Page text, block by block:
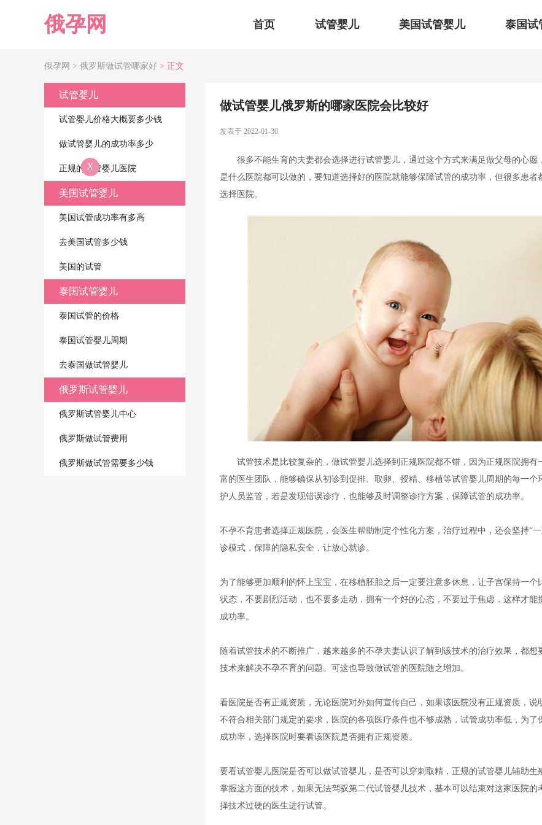
俄孕网 首页 试管婴儿 美国试管婴儿 泰国试
俄孕网 > 俄罗斯做试管哪家好 > 正文
试管婴儿
试管婴儿价格大概要多少钱
做试管婴儿的成功率多少
正规的试管婴儿医院
美国试管婴儿
美国试管成功率有多高
去美国试管多少钱
美国的试管
泰国试管婴儿
泰国试管的价格
泰国试管婴儿周期
去泰国做试管婴儿
俄罗斯试管婴儿
俄罗斯试管婴儿中心
俄罗斯做试管费用
俄罗斯做试管需要多少钱
做试管婴儿俄罗斯的哪家医院会比较好
发表于 2022-01-30
很多不能生育的夫妻都会选择进行试管婴儿，通过这个方式来满足做父母的心愿
是什么医院都可以做的，要知道选择好的医院就能够保障试管的成功率，但很多患者
选择医院。
试管技术是比较复杂的，做试管婴儿选择到正规医院都不错，因为正规医院拥有
富的医生团队，能够确保从初诊到促排、取卵、授精、移植等试管婴儿周期的每一个
护人员监管，若是发现错误诊疗，也能够及时调整诊疗方案，保障试管的成功率。
不孕不育患者选择正规医院，会医生帮助制定个性化方案，治疗过程中，还会坚持“
诊模式，保障的隐私安全，让放心就诊。
为了能够更加顺利的怀上宝宝，在移植胚胎之后一定要注意多休息，让子宫保持一个
状态，不要剧烈活动，也不要多走动，拥有一个好的心态，不要过于焦虑，这样才能
成功率。
随着试管技术的不断推广，越来越多的不孕夫妻认识了解到该技术的治疗效果，都想
技术来解决不孕不育的问题。可这也导致做试管的医院随之增加。
看医院是否有正规资质，无论医院对外如何宣传自己，如果该医院没有正规资质，说
不符合相关部门规定的要求，医院的各项医疗条件也不够成熟，试管成功率低，为了
成功率，选择医院时要看该医院是否拥有正规资质。
要看试管婴儿医院是否可以做试管婴儿，是否可以穿刺取精，正规的试管婴儿辅助生
掌握这方面的技术，如果无法驾驭第二代试管婴儿技术，基本可以结束对这家医院的
择技术过硬的医生进行试管。
X